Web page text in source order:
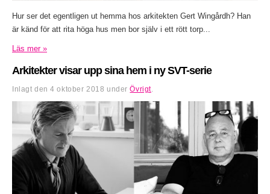
Hur ser det egentligen ut hemma hos arkitekten Gert Wingårdh? Han
är känd för att rita höga hus men bor själv i ett rött torp...
Läs mer »
Arkitekter visar upp sina hem i ny SVT-serie
Inlagt den4 oktober 2018 underÖvrigt.